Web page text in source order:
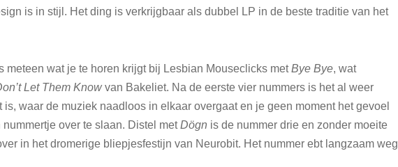
is in stijl. Het ding is verkrijgbaar als dubbel LP in de beste traditie van het
meteen wat je te horen krijgt bij Lesbian Mouseclicks metBye Bye, wat
Let Them Knowvan Bakeliet. Na de eerste vier nummers is het al weer
waar de muziek naadloos in elkaar overgaat en je geen moment het gevoel
over te slaan. Distel metDögn is de nummer drie en zonder moeite
in het dromerige bliepjesfestijn van Neurobit. Het nummer ebt langzaam weg